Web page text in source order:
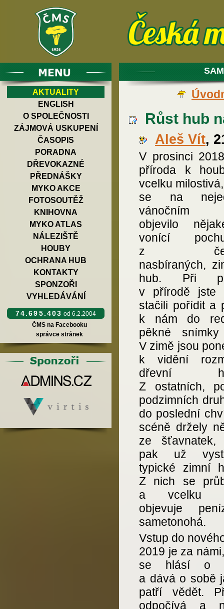
AKTUALITY
ENGLISH
O SPOLEČNOSTI
ZÁJMOVÁ USKUPENÍ
ČASOPIS
PORADNA
DŘEVOKAZNÉ
PŘEDNÁŠKY
MYKO AKCE
FOTOSOUTĚŽ
KNIHOVNA
MYKO ATLAS
NÁLEZIŠTĚ
HOUBY
OCHRANA HUB
KONTAKTY
SPONZOŘI
VYHLEDÁVÁNÍ
74.695.403 od 6.2.2004
ČMS na Facebooku
správce stránek
Růst hub
Aleš Vít,
V prosinci
příroda k
vcelku
se na
vánočním
objevilo
vonící
z
nasbíraných,
hub. Při
v přírodě jste
stačili pořídit a
k nám do
pěkné
V zimě jsou
k vidění
dřevní
Z ostatních,
podzimních
do poslední
scéně držely
ze šťavnatek,
pak už
typické zimní
Z nich se
a vcelku
objevuje
sametonohá.
Vstup do
2019 je za
se hlásí o
a dává o sobě
patří vědět.
odpočívá a